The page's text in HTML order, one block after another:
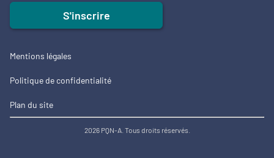
S'inscrire
Mentions légales
Politique de confidentialité
Plan du site
2026 PQN-A. Tous droits réservés.